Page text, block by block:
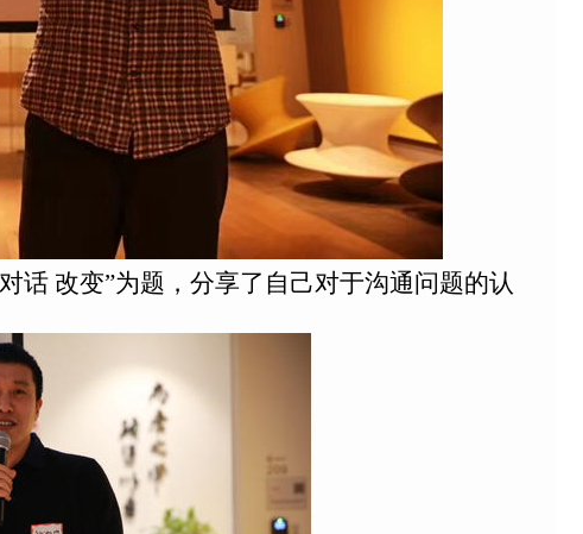
话 改变”为题，分享了自己对于沟通问题的认